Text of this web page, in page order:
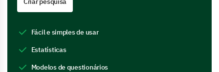
Fácil e simples de usar
Estatísticas
Modelos de questionários